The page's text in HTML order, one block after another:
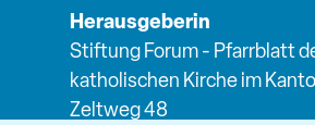
Herausgeberin
Stiftung Forum - Pfarrblatt
katholischen Kirche im
Zeltweg 48